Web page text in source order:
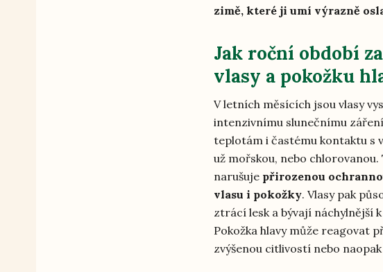
zimě, které ji umí výrazně
Jak roční období
vlasy a pokožku
V letních měsících jsou vlasy
intenzivnímu slunečnímu
teplotám i častému kontaktu s
už mořskou, nebo chlorovanou.
narušuje přirozenou
vlasu i pokožky. Vlasy pak
ztrácí lesk a bývají náchylnější
Pokožka hlavy může reagovat
zvýšenou citlivostí nebo